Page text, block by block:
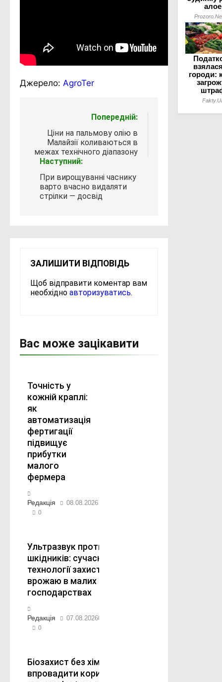
Джерело: АgroTer
записів
Попередній:
Ціни на пальмову олію в
Малайзії коливаються в
межах технічного діапазону
Наступний:
При вирощуванні часнику
варто вчасно видаляти
стрілки — досвід
ЗАЛИШИТИ ВІДПОВІДЬ
Щоб відправити коментар вам
необхідно авторизуватись.
Вас може зацікавити
Точність у
кожній краплі:
як
автоматизація
фертигації
підвищує
прибутки
малого
фермера
Редакція 08.08.2026
0
Ультразвук проти
шкідників: сучасні
технології захисту
врожаю в малих
господарствах
Редакція 07.08.202607.08.2026
0
Біозахист без хімії: як
впровадити корисних